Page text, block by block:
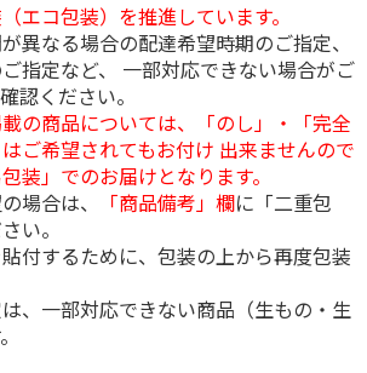
コ包装）を推進しています。
異なる場合の配達希望時期のご指定、
指定など、 一部対応できない場合がご
認ください。
の商品については、「のし」・「完全
ご希望されてもお付け 出来ませんので
装」でのお届けとなります。
場合は、
「商品備考」欄に「二重包
い。
付するために、包装の上から再度包装
、一部対応できない商品（生もの・生
。